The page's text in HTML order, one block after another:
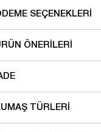
SEÇENEKLERI
ÖNERILERI
TÜRLERI